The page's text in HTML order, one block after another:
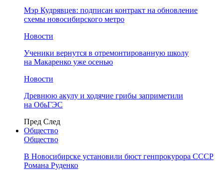
Мэр Кудрявцев: подписан контракт на обновление
схемы новосибирского метро
Новости
Ученики вернутся в отремонтированную школу
на Макаренко уже осенью
Новости
Древнюю акулу и ходячие грибы заприметили
на ОбьГЭС
Пред След
Общество
Общество
В Новосибирске установили бюст генпрокурора СССР
Романа Руденко